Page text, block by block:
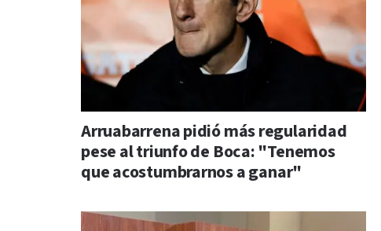
Arruabarrena pidió más regularidad
pese al triunfo de Boca: "Tenemos
que acostumbrarnos a ganar"